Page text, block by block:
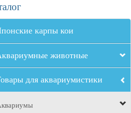
карпы кои
животные
для аквариумистики